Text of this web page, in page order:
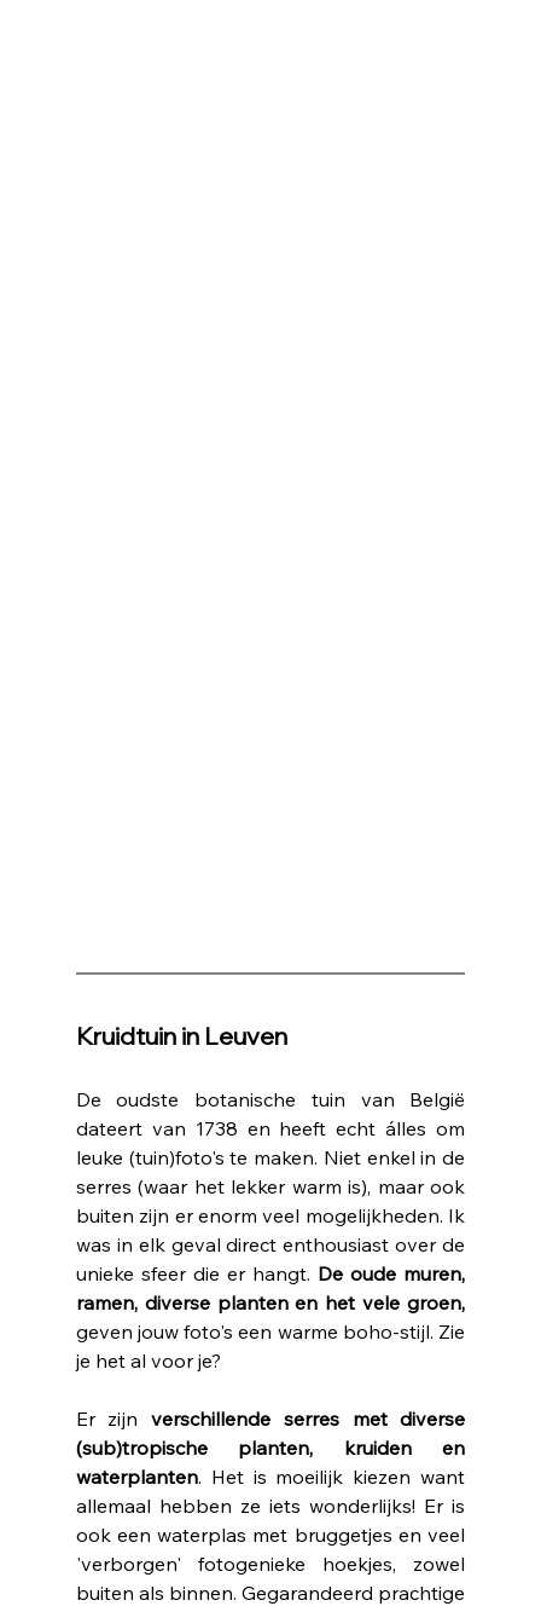
Kruidtuin in Leuven
De oudste botanische tuin van België
dateert van 1738 en heeft echt álles om
leuke (tuin)foto's te maken. Niet enkel in de
serres (waar het lekker warm is), maar ook
buiten zijn er enorm veel mogelijkheden. Ik
was in elk geval direct enthousiast over de
unieke sfeer die er hangt. De oude muren,
ramen, diverse planten en het vele groen,
geven jouw foto's een warme boho-stijl. Zie
je het al voor je?
Er zijn verschillende serres met diverse
(sub)tropische planten, kruiden en
waterplanten. Het is moeilijk kiezen want
allemaal hebben ze iets wonderlijks! Er is
ook een waterplas met bruggetjes en veel
'verborgen' fotogenieke hoekjes, zowel
buiten als binnen. Gegarandeerd prachtige